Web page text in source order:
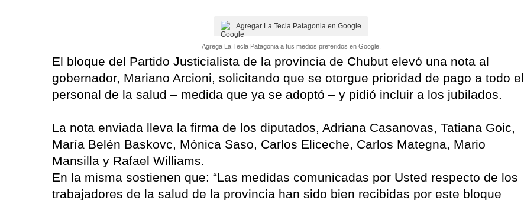
Agregar La Tecla Patagonia en Google
Agrega La Tecla Patagonia a tus medios preferidos en Google.
El bloque del Partido Justicialista de la provincia de Chubut elevó una nota al
gobernador, Mariano Arcioni, solicitando que se otorgue prioridad de pago a todo el
personal de la salud – medida que ya se adoptó – y pidió incluir a los jubilados.
La nota enviada lleva la firma de los diputados, Adriana Casanovas, Tatiana Goic,
María Belén Baskovc, Mónica Saso, Carlos Eliceche, Carlos Mategna, Mario
Mansilla y Rafael Williams.
En la misma sostienen que: “Las medidas comunicadas por Usted respecto de los
trabajadores de la salud de la provincia han sido bien recibidas por este bloque